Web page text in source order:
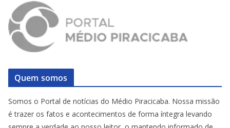
Quem somos
Somos o Portal de notícias do Médio Piracicaba. Nossa missão
é trazer os fatos e acontecimentos de forma íntegra levando